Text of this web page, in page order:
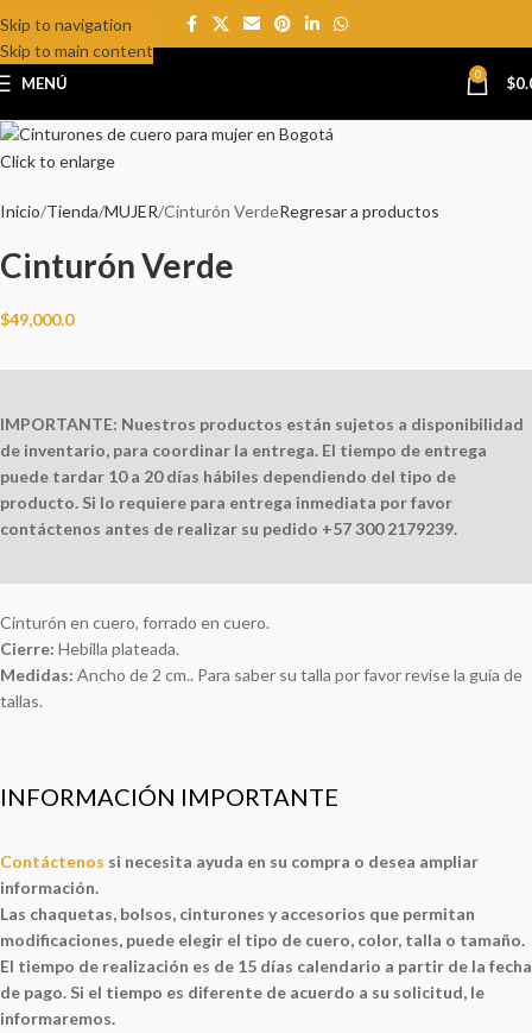
Skip to navigation
Skip to main content
MENÚ 0 $
SOLD
Click to enlarge
Inicio Tienda MUJER Cinturón VerdeRegresar a productos
Cinturón Verde
$49,000.0
IMPORTANTE: Nuestros productos están sujetos a disponibilidad
de inventario, para coordinar la entrega. El tiempo de entrega
puede tardar 10 a 20 días hábiles dependiendo del tipo de
producto. Si lo requiere para entrega inmediata por favor
contáctenos antes de realizar su pedido +57 300 2179239.
Cinturón en cuero, forrado en cuero.
Cierre: Hebilla plateada.
Medidas: Ancho de 2 cm.. Para saber su talla por favor revise la guía de
tallas.
INFORMACIÓN IMPORTANTE
Contáctenos si necesita ayuda en su compra o desea ampliar
información.
Las chaquetas, bolsos, cinturones y accesorios que permitan
modificaciones, puede elegir el tipo de cuero, color, talla o tamaño.
El tiempo de realización es de 15 días calendario a partir de la fecha
de pago. Si el tiempo es diferente de acuerdo a su solicitud, le
informaremos.